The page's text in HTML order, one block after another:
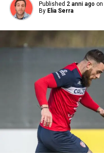
Published 2 anni ago on
By Elia Serra